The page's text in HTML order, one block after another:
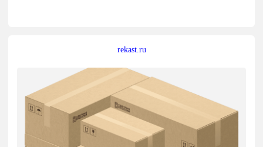
rekast.ru